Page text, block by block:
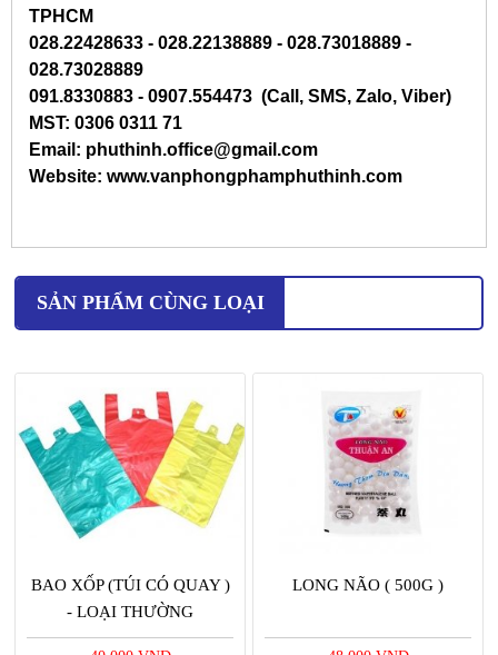
TPHCM
028.22428633 - 028.22138889 - 028.73018889 -
028.73028889
091.8330883 - 0907.554473 (Call, SMS, Zalo, Viber)
MST: 0306 0311 71
Email: phuthinh.office@gmail.com
Website: www.vanphongphamphuthinh.com
SẢN PHẨM CÙNG LOẠI
BAO XỐP (TÚI CÓ QUAY )
- LOẠI THƯỜNG
LONG NÃO ( 500G )